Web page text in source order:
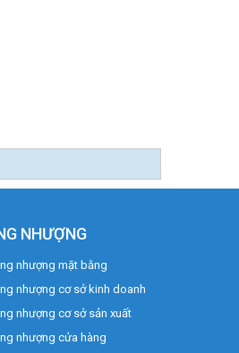
NHƯỢNG
nhượng mặt bằng
nhượng cơ sở kinh doanh
nhượng cơ sở sản xuất
nhượng cửa hàng